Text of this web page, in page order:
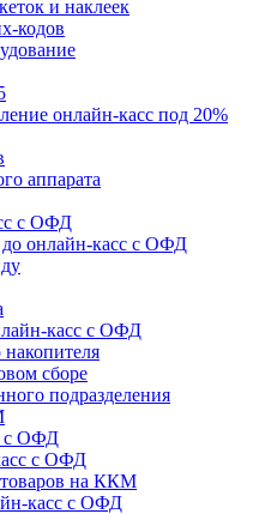
и наклеек
кодов
онлайн-касс под 20%
аппарата
с ОФД
онлайн-касс с ОФД
касс с ОФД
сборе
подразделения
с ОФД
с ОФД
на ККМ
касс с ОФД